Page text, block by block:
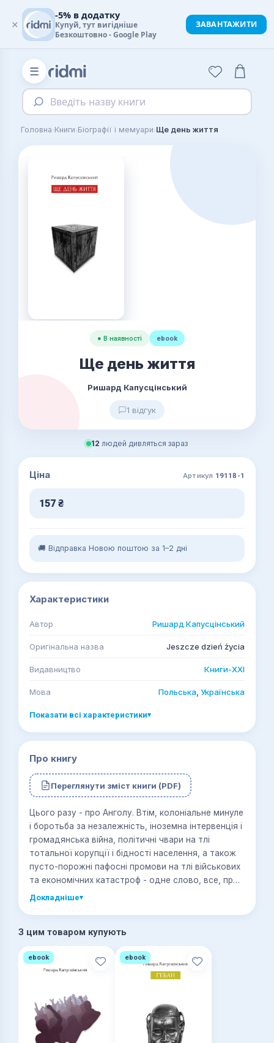
☰
Введіть назву книги
Головна›Книги›Біографії і мемуари›Ще день життя
● В наявності ebook
Ще день життя
Ришард Капусцінський
1 відгук
12 людей дивляться зараз
Ціна Артикул 19118-1
157 ₴
🚚 Відправка Новою поштою за 1–2 дні
Характеристики
Автор Ришард Капусцінський
Оригінальна назва Jeszcze dzień życia
Видавництво Книги-ХХІ
Мова Польська Українська
Показати всі характеристики▾
Про книгу
Переглянути зміст книги (PDF)
Цього разу - про Анголу. Втім, колоніальне минуле
і боротьба за незалежність, іноземна інтервенція і
громадянська війна, політичні чвари на тлі
тотальної корупції і бідності населення, а також
пусто-порожні пафосні промови на тлі військових
та економічних катастроф - одне слово, все, про
що пише Капусцінський, є актуальним не лише
Докладніше▾
З цим товаром купують
ebook ebook
×
-5% в додатку
Купуй, тут вигідніше
Безкоштовно - Google Play
ЗАВАНТАЖИТИ